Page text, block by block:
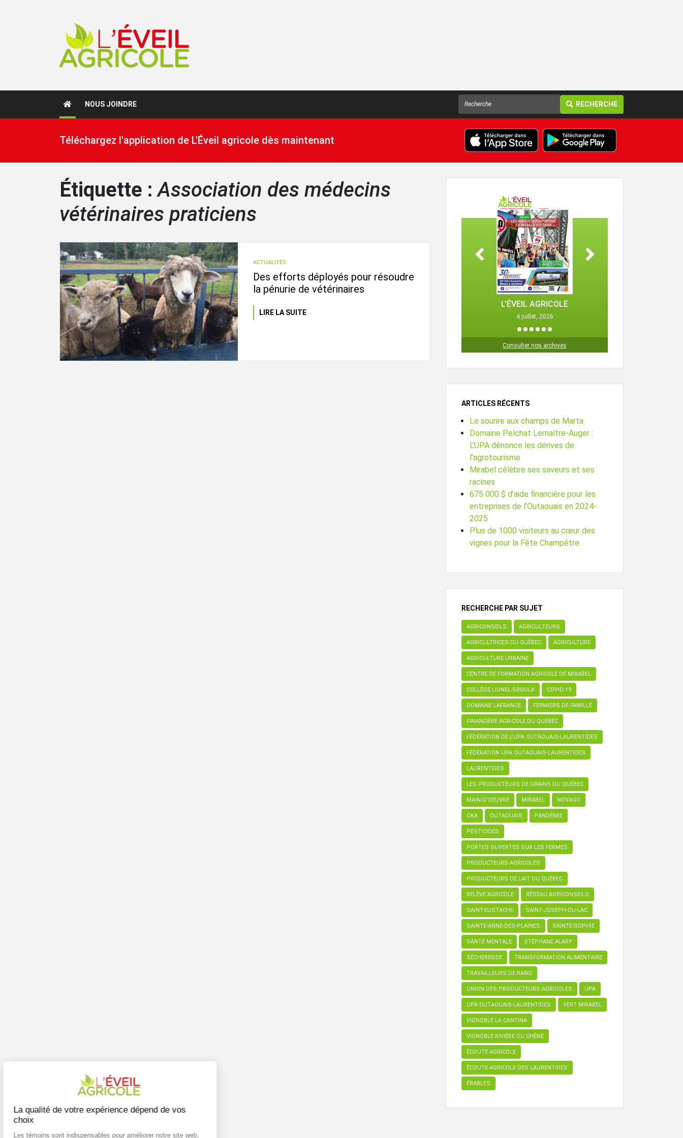
NOUS JOINDRE RECHERCHE
Téléchargez l'application de L'Éveil agricole dès maintenant
Étiquette :Association des médecins
vétérinaires praticiens
ACTUALITÉS
Des efforts déployés pour résoudre
la pénurie de vétérinaires
LIRE LA SUITE
L'ÉVEIL AGRICOLE
4 juillet, 2026
1 2 3 4 5
Consulter nos archives
ARTICLES RÉCENTS
Le sourire aux champs de Marta
Domaine Pelchat Lemaître-Auger :
L’UPA dénonce les dérives de
l’agrotourisme
Mirabel célèbre ses saveurs et ses
racines
675 000 $ d’aide financière pour les
entreprises de l’Outaouais en 2024-
2025
Plus de 1000 visiteurs au cœur des
vignes pour la Fête Champêtre
RECHERCHE PAR SUJET
AGRICONSEILS AGRICULTEURS
AGRICULTRICES DU QUÉBEC AGRICULTURE
AGRICULTURE URBAINE
CENTRE DE FORMATION AGRICOLE DE MIRABEL
COLLÈGE LIONEL-GROULX COVID-19
DOMAINE LAFRANCE FERMIERS DE FAMILLE
FINANCIÈRE AGRICOLE DU QUÉBEC
FÉDÉRATION DE L’UPA OUTAOUAIS-LAURENTIDES
FÉDÉRATION UPA OUTAOUAIS-LAURENTIDES
LAURENTIDES
LES PRODUCTEURS DE GRAINS DU QUÉBEC
MAIN-D'OEUVRE MIRABEL NOVAGO
OKA OUTAOUAIS PANDÉMIE
PESTICIDES
PORTES OUVERTES SUR LES FERMES
PRODUCTEURS AGRICOLES
PRODUCTEURS DE LAIT DU QUÉBEC
RELÈVE AGRICOLE RÉSEAU AGRICONSEILS
SAINT-EUSTACHE SAINT-JOSEPH-DU-LAC
SAINTE-ANNE-DES-PLAINES SAINTE-SOPHIE
SANTÉ MENTALE STÉPHANE ALARY
SÉCHERESSE TRANSFORMATION ALIMENTAIRE
TRAVAILLEURS DE RANG
UNION DES PRODUCTEURS AGRICOLES UPA
UPA OUTAOUAIS-LAURENTIDES VERT MIRABEL
VIGNOBLE LA CANTINA
VIGNOBLE RIVIÈRE DU CHÊNE
ÉCOUTE AGRICOLE
ÉCOUTE AGRICOLE DES LAURENTIDES
ÉRABLES